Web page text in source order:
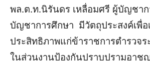
พล.ต.ท.นิรันดร เหลื่อมศรี ผู้บัญชาก
บัญชาการศึกษา มีวัตถุประสงค์เพื่อ
ประสิทธิภาพแก่ข้าราชการตำรวจ
ในส่วนงานป้องกันปราบปรามอาช